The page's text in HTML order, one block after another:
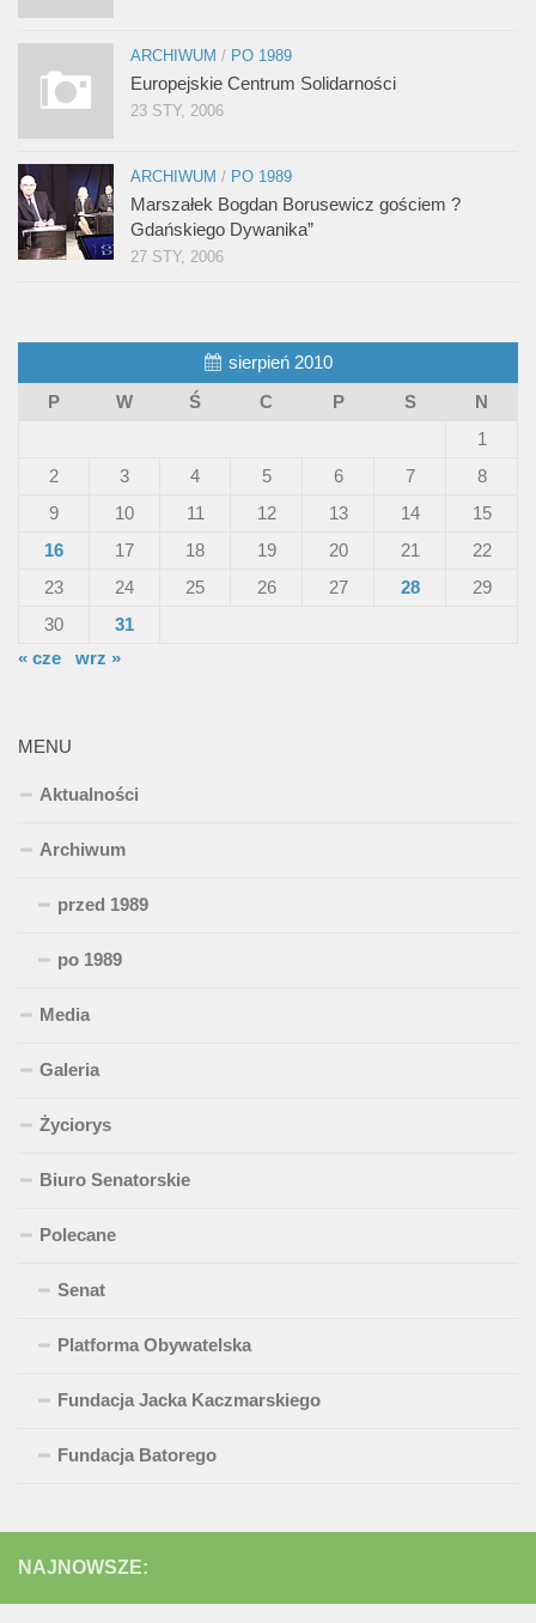
ARCHIWUM / PO 1989
Europejskie Centrum Solidarności
23 STY, 2006
ARCHIWUM / PO 1989
Marszałek Bogdan Borusewicz gościem ?
Gdańskiego Dywanika”
27 STY, 2006
sierpień 2010
P
W Ś C P S
N
1
2
3 4 5 6 7
8
9
10 11 12 13 14
15
16
17 18 19 20 21
22
23
24 25 26 27 28
29
30
31
« cze
wrz »
MENU
Aktualności
Archiwum
przed 1989
po 1989
Media
Galeria
Życiorys
Biuro Senatorskie
Polecane
Senat
Platforma Obywatelska
Fundacja Jacka Kaczmarskiego
Fundacja Batorego
NAJNOWSZE: